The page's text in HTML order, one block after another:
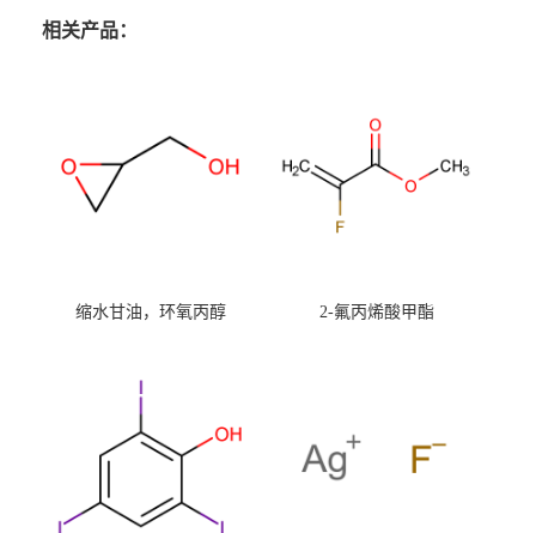
相关产品：
缩水甘油，环氧丙醇 2-氟丙烯酸甲酯